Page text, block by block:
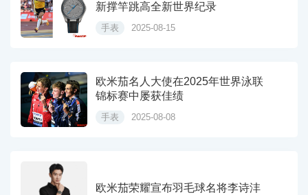
新撑竿跳高全新世界纪录
手表 2025-08-15
欧米茄名人大使在2025年世界泳联
锦标赛中屡获佳绩
手表 2025-08-08
欧米茄荣耀宣布羽毛球名将李诗沣